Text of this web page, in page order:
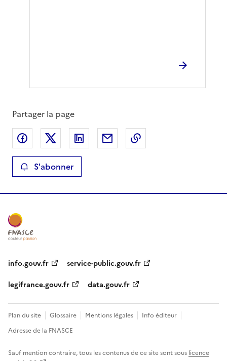
Partager la page
Partager sur Facebook
Partager sur XPartager sur LinkedIn
Partager par email
S'abonner
info.gouv.fr
service-public.gouv.fr
legifrance.gouv.fr
data.gouv.fr
Plan du site Glossaire Mentions légales
Info éditeur
Adresse de la FNASCE
Sauf mention contraire, tous les contenus de ce site sont sous licence